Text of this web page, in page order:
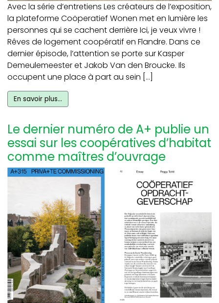
Avec la série d’entretiens Les créateurs de l’exposition,
la plateforme Coöperatief Wonen met en lumière les
personnes qui se cachent derrière Ici, je veux vivre !
Rêves de logement coopératif en Flandre. Dans ce
dernier épisode, l’attention se porte sur Kasper
Demeulemeester et Jakob Van den Broucke. Ils
occupent une place à part au sein […]
En savoir plus…
Le dernier numéro de A+ publie un
essai sur les coopératives d’habitat
comme maîtres d’ouvrage